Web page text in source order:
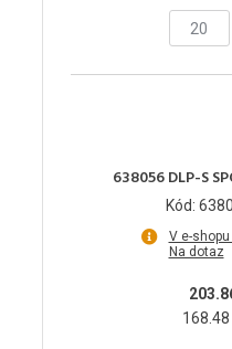
638056 DLP-S
Kód:
V e-
Na dotaz
168.48